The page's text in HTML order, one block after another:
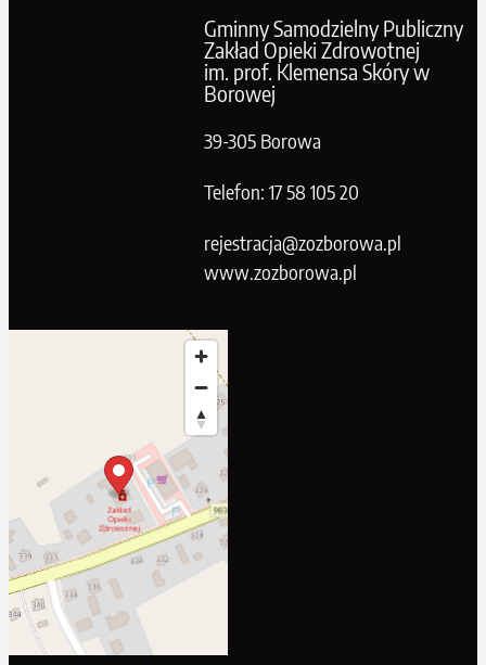
Gminny Samodzielny Publiczny
Zakład Opieki Zdrowotnej
im. prof. Klemensa Skóry w
Borowej
39-305 Borowa
Telefon: 17 58 105 20
rejestracja@zozborowa.pl
www.zozborowa.pl